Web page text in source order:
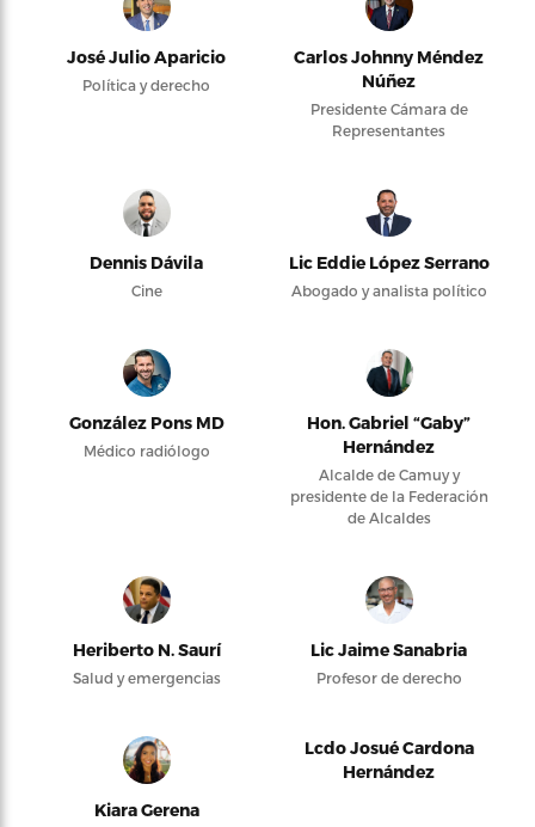
José Julio Aparicio
Política y derecho
Carlos Johnny Méndez
Núñez
Presidente Cámara de
Representantes
Dennis Dávila
Cine
Lic Eddie López Serrano
Abogado y analista político
González Pons MD
Médico radiólogo
Hon. Gabriel “Gaby”
Hernández
Alcalde de Camuy y
presidente de la Federación
de Alcaldes
Heriberto N. Saurí
Salud y emergencias
Lic Jaime Sanabria
Profesor de derecho
Kiara Gerena
Lcdo Josué Cardona
Hernández